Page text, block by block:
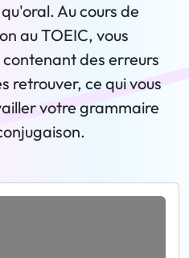
Au cours de
au TOEIC, vous
des erreurs
retrouver, ce qui vous
votre grammaire